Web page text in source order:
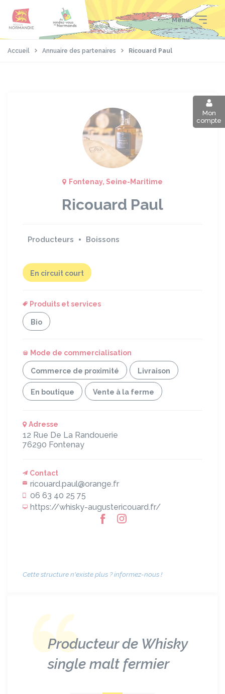
contenu
pied
Menu
Mon
compte
Accueil Annuaire des partenaires Ricouard Paul
Fontenay, Seine-Maritime
Ricouard Paul
Producteurs Boissons
En circuit court
Produits et services
Bio
Mode de commercialisation
Commerce de proximité Livraison
En boutique Vente à la ferme
Adresse
12 Rue De La Randouerie
76290 Fontenay
Contact
ricouard.paul@orange.fr
06 63 40 25 75
https://whisky-augustericouard.fr/
Cette structure n'existe plus ? informez-nous !
Producteur de Whisky
single malt fermier
Panneau de gestion des cookies